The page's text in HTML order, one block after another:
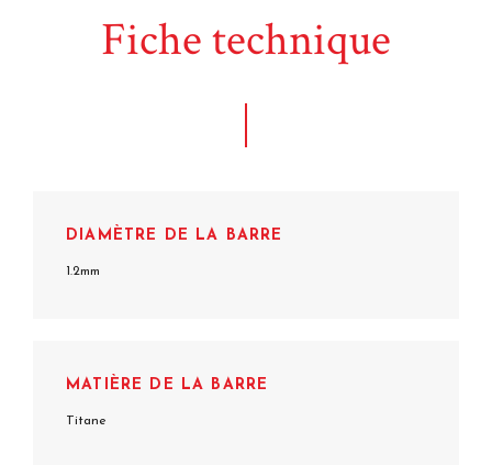
Fiche technique
DIAMÈTRE DE LA BARRE
1.2mm
MATIÈRE DE LA BARRE
Titane